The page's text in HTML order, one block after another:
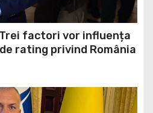
factori vor influența
rating privind România